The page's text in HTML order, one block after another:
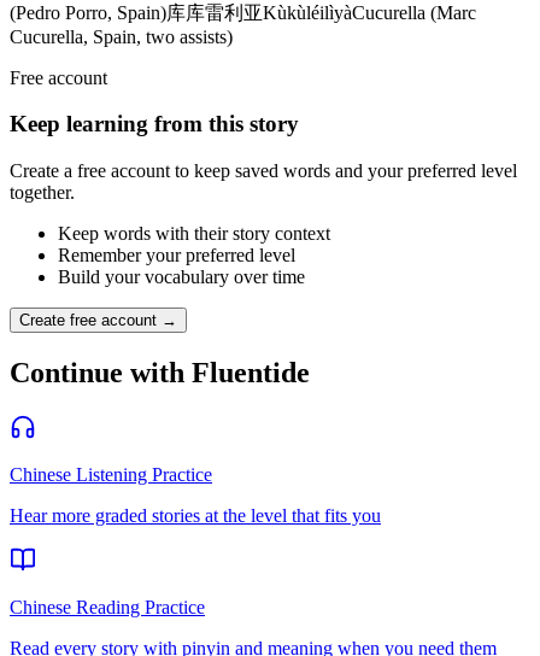
(Pedro Porro, Spain)库库雷利亚KùkùléilìyàCucurella (Marc
Cucurella, Spain, two assists)
Free account
Keep learning from this story
Create a free account to keep saved words and your preferred level
together.
Keep words with their story context
Remember your preferred level
Build your vocabulary over time
Create free account →
Continue with Fluentide
Chinese Listening Practice
Hear more graded stories at the level that fits you
Chinese Reading Practice
Read every story with pinyin and meaning when you need them